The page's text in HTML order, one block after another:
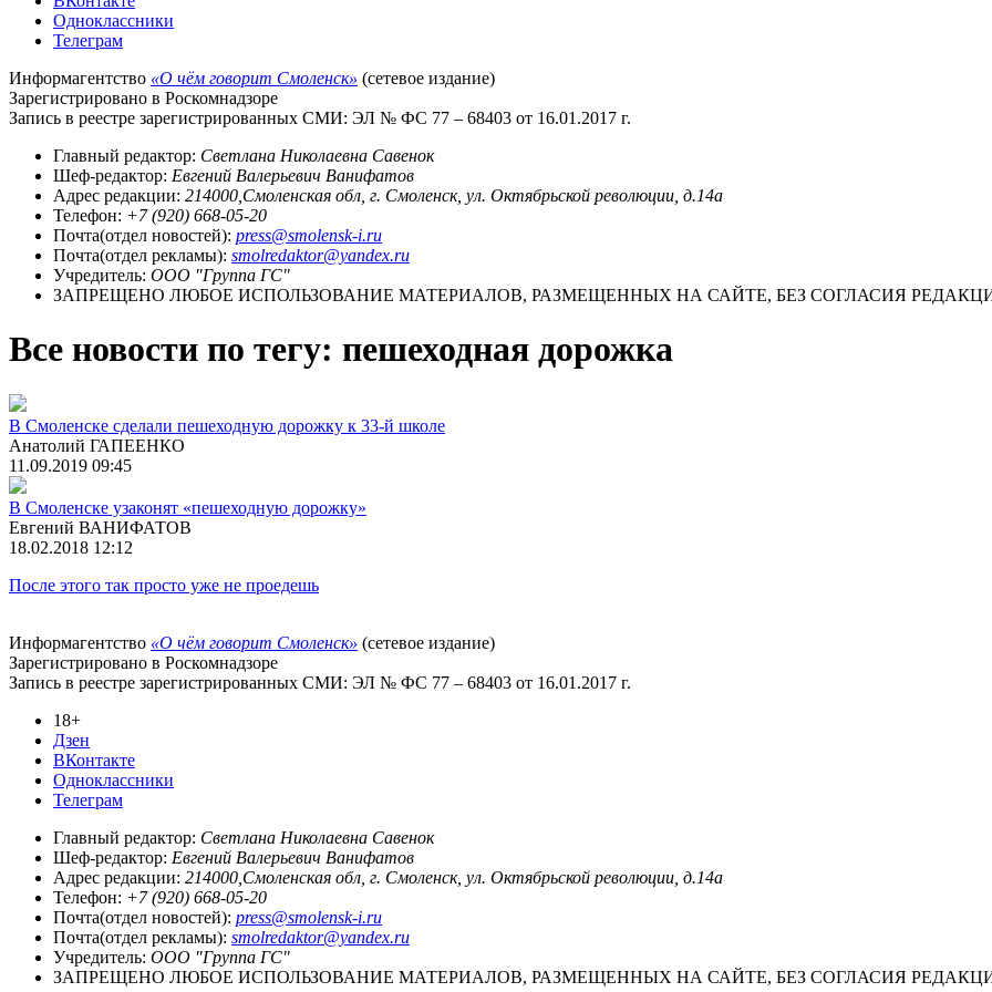
Одноклассники
Телеграм
Информагентство «О чём говорит Смоленск» (сетевое издание)
Зарегистрировано в Роскомнадзоре
Запись в реестре зарегистрированных СМИ: ЭЛ № ФС 77 – 68403 от 16.01.2017 г.
Главный редактор: Светлана Николаевна Савенок
Шеф-редактор: Евгений Валерьевич Ванифатов
Адрес редакции: 214000,Смоленская обл, г. Смоленск, ул. Октябрьской революции, д.14а
Телефон: +7 (920) 668-05-20
Почта(отдел новостей): press@smolensk-i.ru
Почта(отдел рекламы): smolredaktor@yandex.ru
Учредитель: ООО "Группа ГС"
ЗАПРЕЩЕНО ЛЮБОЕ ИСПОЛЬЗОВАНИЕ МАТЕРИАЛОВ, РАЗМЕЩЕННЫХ НА САЙТЕ, БЕЗ СОГЛАСИЯ
Все новости по тегу: пешеходная дорожка
В Смоленске сделали пешеходную дорожку к 33-й школе
Анатолий ГАПЕЕНКО
11.09.2019 09:45
В Смоленске узаконят «пешеходную дорожку»
Евгений ВАНИФАТОВ
18.02.2018 12:12
После этого так просто уже не проедешь
Информагентство «О чём говорит Смоленск» (сетевое издание)
Зарегистрировано в Роскомнадзоре
Запись в реестре зарегистрированных СМИ: ЭЛ № ФС 77 – 68403 от 16.01.2017 г.
18+
Дзен
ВКонтакте
Одноклассники
Телеграм
Главный редактор: Светлана Николаевна Савенок
Шеф-редактор: Евгений Валерьевич Ванифатов
Адрес редакции: 214000,Смоленская обл, г. Смоленск, ул. Октябрьской революции, д.14а
Телефон: +7 (920) 668-05-20
Почта(отдел новостей): press@smolensk-i.ru
Почта(отдел рекламы): smolredaktor@yandex.ru
Учредитель: ООО "Группа ГС"
ЗАПРЕЩЕНО ЛЮБОЕ ИСПОЛЬЗОВАНИЕ МАТЕРИАЛОВ, РАЗМЕЩЕННЫХ НА САЙТЕ, БЕЗ СОГЛАСИЯ